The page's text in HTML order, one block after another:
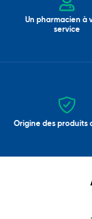
Un pharmacien à
service
Origine des produits